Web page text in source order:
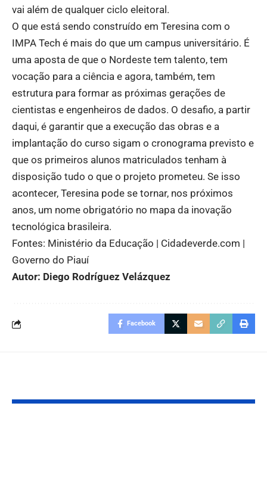
vai além de qualquer ciclo eleitoral.
O que está sendo construído em Teresina com o
IMPA Tech é mais do que um campus universitário. É
uma aposta de que o Nordeste tem talento, tem
vocação para a ciência e agora, também, tem
estrutura para formar as próximas gerações de
cientistas e engenheiros de dados. O desafio, a partir
daqui, é garantir que a execução das obras e a
implantação do curso sigam o cronograma previsto e
que os primeiros alunos matriculados tenham à
disposição tudo o que o projeto prometeu. Se isso
acontecer, Teresina pode se tornar, nos próximos
anos, um nome obrigatório no mapa da inovação
tecnológica brasileira.
Fontes: Ministério da Educação | Cidadeverde.com |
Governo do Piauí
Autor: Diego Rodríguez Velázquez
Facebook